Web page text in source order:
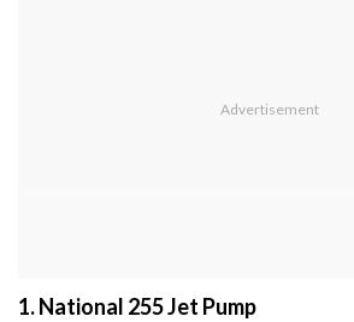
1. National 255 Jet Pump